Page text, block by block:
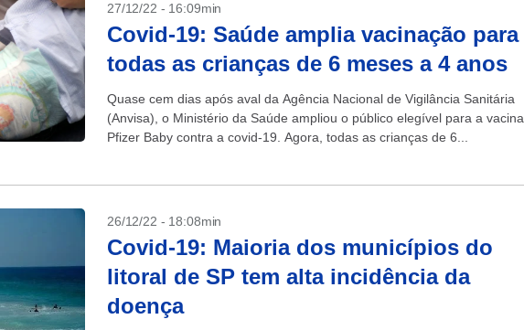
27/12/22 - 16:09min
Covid-19: Saúde amplia vacinação para
todas as crianças de 6 meses a 4 anos
Quase cem dias após aval da Agência Nacional de Vigilância Sanitária
(Anvisa), o Ministério da Saúde ampliou o público elegível para a vacina
Pfizer Baby contra a covid-19. Agora, todas as crianças de 6...
26/12/22 - 18:08min
Covid-19: Maioria dos municípios do
litoral de SP tem alta incidência da
doença